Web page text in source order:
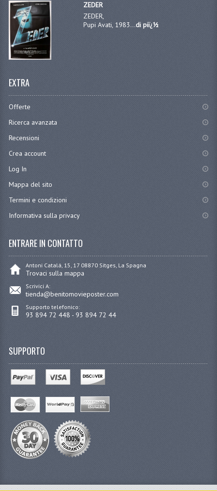
ZEDER
ZEDER,
Pupi Avati, 1983...di piï¿½
EXTRA
Offerte
Ricerca avanzata
Recensioni
Crea account
Log In
Mappa del sito
Termini e condizioni
Informativa sulla privacy
ENTRARE IN CONTATTO
Antoni Catalá, 15, 17 08870 Sitges, La Spagna
Trovaci sulla mappa
Scrivici A:
tienda@benitomovieposter.com
Supporto telefonico:
93 894 72 448 - 93 894 72 44
SUPPORTO